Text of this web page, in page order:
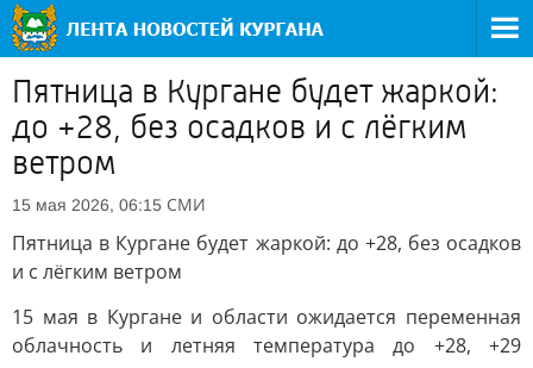
Пятница в Кургане будет жаркой:
до +28, без осадков и с лёгким
ветром
15 мая 2026, 06:15 СМИ
Пятница в Кургане будет жаркой: до +28, без осадков
и с лёгким ветром
15 мая в Кургане и области ожидается переменная
облачность и летняя температура до +28, +29